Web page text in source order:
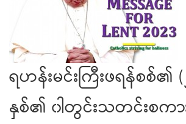
ရဟန်းမင်းကြီးဖရန်စစ်၏
နှစ်၏ ၀ါတွင်းသတင်းစကာ